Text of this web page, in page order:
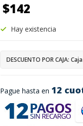
$142
Pague hasta en 12
Hay existencia
DESCUENTO POR CAJA: